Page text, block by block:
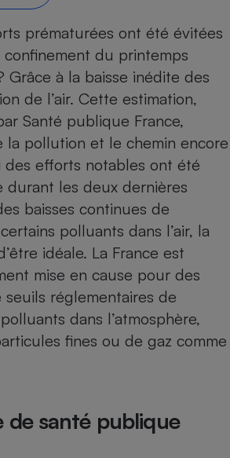
prématurées ont été évitées
du printemps
Grâce à la baisse inédite des
de l’air. Cette estimation,
Santé publique France,
la pollution et le chemin encore
des efforts notables ont été
durant les deux dernières
baisses continues de
polluants dans l’air, la
idéale. La France est
mise en cause pour des
réglementaires de
dans l’atmosphère,
fines ou de gaz comme
de santé publique
Complément
alimentaire
bouteille
Assurance emprunteur
Petit électroménager -
Lave-linge
Téléviseur
Matelas
Radiateur électrique
Mutuelle
Antimoustique